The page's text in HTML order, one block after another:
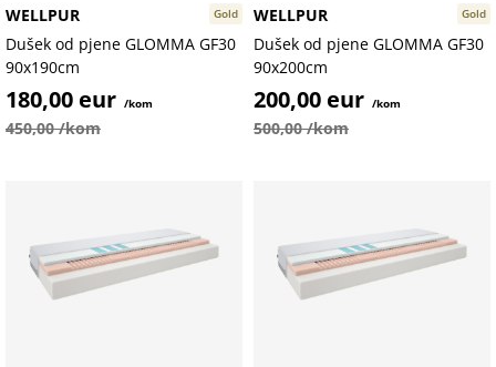
Gold
WELLPUR
Dušek od pjene GLOMMA GF30
90x190cm
180,00 eur /kom
450,00 /kom
Gold
WELLPUR
Dušek od pjene GLOMMA GF30
90x200cm
200,00 eur /kom
500,00 /kom